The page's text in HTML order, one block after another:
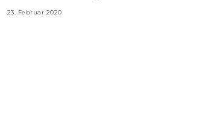
23. Februar 2020